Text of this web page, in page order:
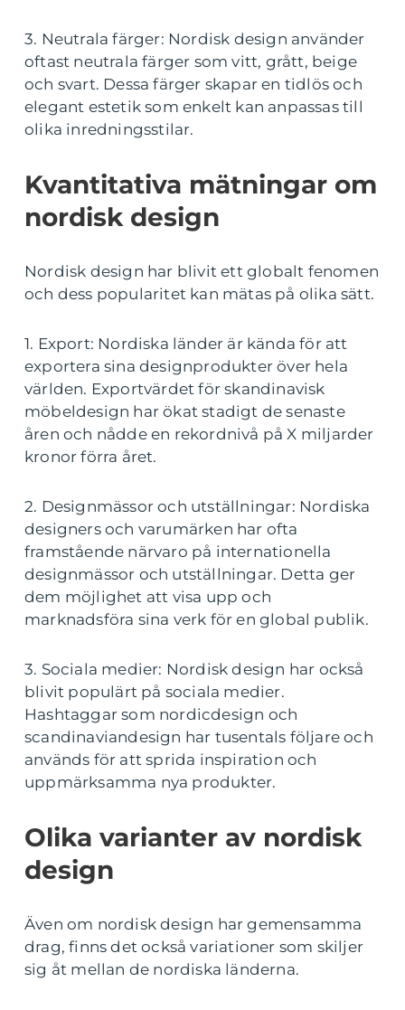
3. Neutrala färger: Nordisk design använder
oftast neutrala färger som vitt, grått, beige
och svart. Dessa färger skapar en tidlös och
elegant estetik som enkelt kan anpassas till
olika inredningsstilar.
Kvantitativa mätningar om
nordisk design
Nordisk design har blivit ett globalt fenomen
och dess popularitet kan mätas på olika sätt.
1. Export: Nordiska länder är kända för att
exportera sina designprodukter över hela
världen. Exportvärdet för skandinavisk
möbeldesign har ökat stadigt de senaste
åren och nådde en rekordnivå på X miljarder
kronor förra året.
2. Designmässor och utställningar: Nordiska
designers och varumärken har ofta
framstående närvaro på internationella
designmässor och utställningar. Detta ger
dem möjlighet att visa upp och
marknadsföra sina verk för en global publik.
3. Sociala medier: Nordisk design har också
blivit populärt på sociala medier.
Hashtaggar som nordicdesign och
scandinaviandesign har tusentals följare och
används för att sprida inspiration och
uppmärksamma nya produkter.
Olika varianter av nordisk
design
Även om nordisk design har gemensamma
drag, finns det också variationer som skiljer
sig åt mellan de nordiska länderna.